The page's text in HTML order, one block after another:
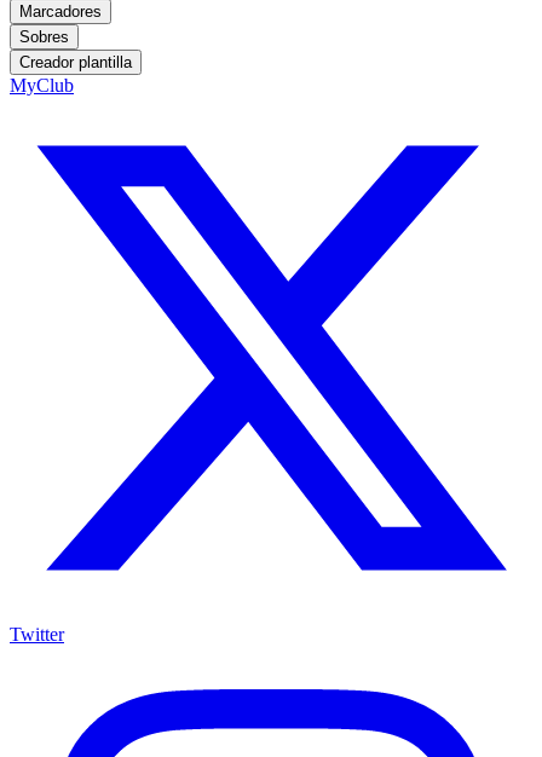
Marcadores
Sobres
Creador plantilla
MyClub
Twitter